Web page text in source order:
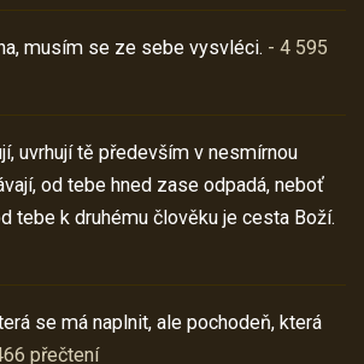
musím se ze sebe vysvléci. - 4 595
uvrhují tě především v nesmírnou
od tebe hned zase odpadá, neboť
tebe k druhému člověku je cesta Boží.
se má naplnit, ale pochodeň, která
přečtení